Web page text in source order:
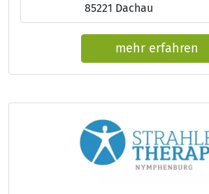
85221 Dachau
mehr erfahren